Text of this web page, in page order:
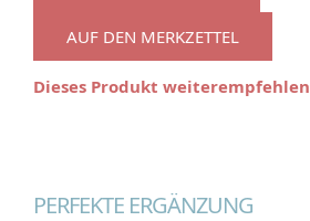
AUF DEN MERKZETTEL
Dieses Produkt weiterempfehlen
PERFEKTE ERGÄNZUNG